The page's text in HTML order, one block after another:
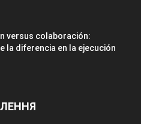
versus colaboración:
la diferencia en la ejecución